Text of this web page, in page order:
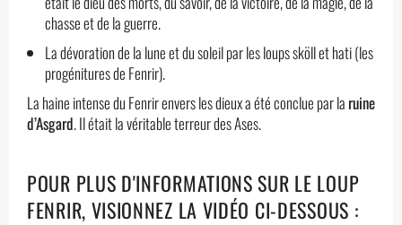
chasse et de la guerre.
La dévoration de la lune et du soleil par les loups sköll et hati (les
progénitures de Fenrir).
La haine intense du Fenrir envers les dieux a été conclue par la ruine
d’Asgard. Il était la véritable terreur des Ases.
POUR PLUS D'INFORMATIONS SUR LE LOUP
FENRIR, VISIONNEZ LA VIDÉO CI-DESSOUS :